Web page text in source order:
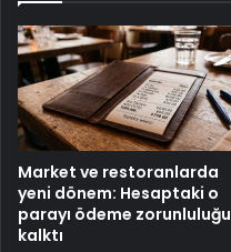
Market ve restoranlarda
yeni dönem: Hesaptaki o
parayı ödeme zorunluluğu
kalktı